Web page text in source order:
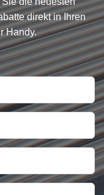
direkt in Ihren
Handy.